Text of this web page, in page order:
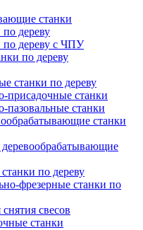
станки
дереву
по дереву с ЧПУ
по дереву
станки по дереву
присадочные станки
пазовальные станки
станки
по дереву
фрезерные станки по
свесов
станки